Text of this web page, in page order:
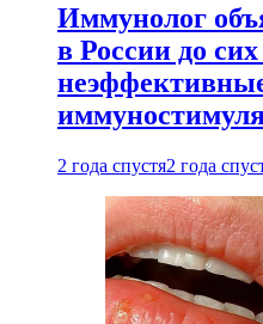
Иммунолог
в России до
2 года спустя2 года